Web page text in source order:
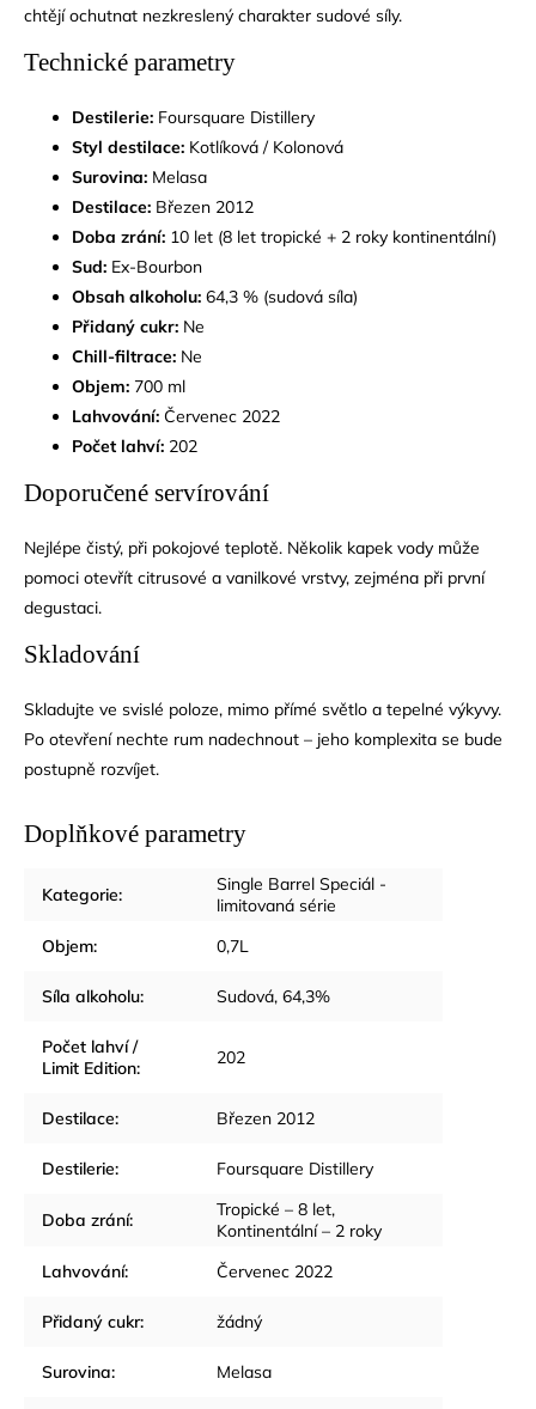
chtějí ochutnat nezkreslený charakter sudové síly.
Technické parametry
Destilerie: Foursquare Distillery
Styl destilace: Kotlíková / Kolonová
Surovina: Melasa
Destilace: Březen 2012
Doba zrání: 10 let (8 let tropické + 2 roky kontinentální)
Sud: Ex-Bourbon
Obsah alkoholu: 64,3 % (sudová síla)
Přidaný cukr: Ne
Chill-filtrace: Ne
Objem: 700 ml
Lahvování: Červenec 2022
Počet lahví: 202
Doporučené servírování
Nejlépe čistý, při pokojové teplotě. Několik kapek vody může
pomoci otevřít citrusové a vanilkové vrstvy, zejména při první
degustaci.
Skladování
Skladujte ve svislé poloze, mimo přímé světlo a tepelné výkyvy.
Po otevření nechte rum nadechnout – jeho komplexita se bude
postupně rozvíjet.
Doplňkové parametry
Kategorie:
Single Barrel Speciál -
limitovaná série
Objem: 0,7L
Síla alkoholu: Sudová, 64,3%
Počet lahví /
Limit Edition: 202
Destilace: Březen 2012
Destilerie: Foursquare Distillery
Doba zrání:
Tropické – 8 let,
Kontinentální – 2 roky
Lahvování: Červenec 2022
Přidaný cukr: žádný
Surovina: Melasa